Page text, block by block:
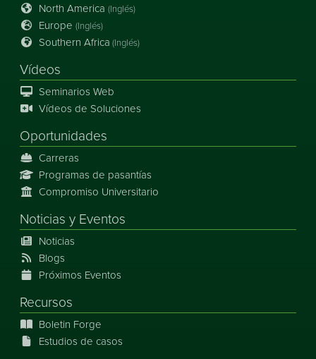
North America (Inglés)
Europe (Inglés)
Southern Africa (Inglés)
Vídeos
Seminarios Web
Vídeos de Soluciones
Oportunidades
Carreras
Programas de pasantías
Compromiso Universitario
Noticias y Eventos
Noticias
Blogs
Próximos Eventos
Recursos
Boletin Forge
Estudios de casos